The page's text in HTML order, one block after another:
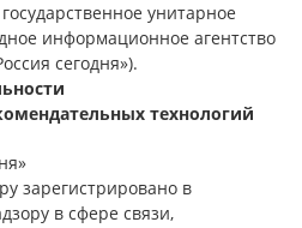
унитарное
информационное агентство
сегодня»).
технологий
зарегистрировано в
в сфере связи,